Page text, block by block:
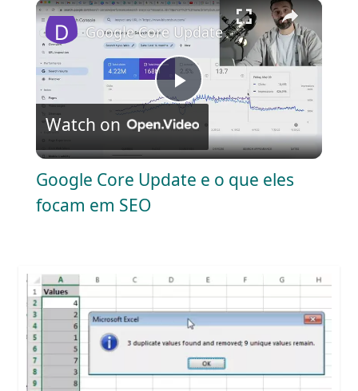
Play Unmute Fullscreen ×
P
l
V
i
Google Core Update e o que eles focam
Watch on
Google Core Update e o que eles
focam em SEO